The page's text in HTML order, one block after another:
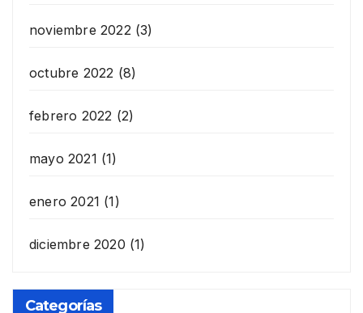
noviembre 2022 (3)
octubre 2022 (8)
febrero 2022 (2)
mayo 2021 (1)
enero 2021 (1)
diciembre 2020 (1)
Categorías